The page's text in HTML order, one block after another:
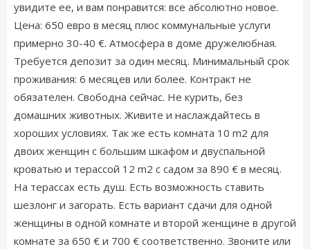
увидите ее, и вам понравится: все абсолютно новое.
Цена: 650 евро в месяц плюс коммунальные услуги
примерно 30-40 €. Атмосфера в доме дружелюбная.
Требуется депозит за один месяц. Минимальный срок
проживания: 6 месяцев или более. Контракт не
обязателен. Свободна сейчас. Не курить, без
домашних животных. Живите и наслаждайтесь в
хороших условиях. Так же есть комната 10 m2 для
двоих женщин с большим шкафом и двуспальной
кроватью и терассой 12 m2 с садом за 890 € в месяц.
На терассах есть душ. Есть возможность ставить
шезлонг и загорать. Есть вариант сдачи для одной
женщины в одной комнате и второй женщине в другой
комнате за 650 € и 700 € соответственно. Звоните или